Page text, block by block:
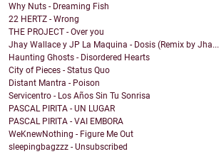
Why Nuts - Dreaming Fish
22 HERTZ - Wrong
THE PROJECT - Over you
Jhay Wallace y JP La Maquina - Dosis (Remix by Jha...
Haunting Ghosts - Disordered Hearts
City of Pieces - Status Quo
Distant Mantra - Poison
Servicentro - Los Años Sin Tu Sonrisa
PASCAL PIRITA - UN LUGAR
PASCAL PIRITA - VAI EMBORA
WeKnewNothing - Figure Me Out
sleepingbagzzz - Unsubscribed